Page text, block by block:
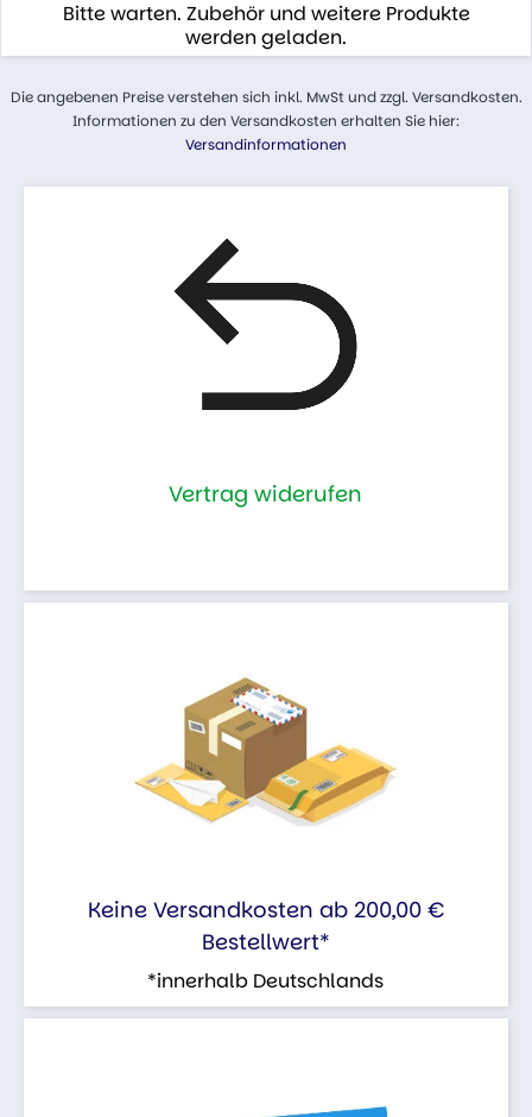
Bitte warten. Zubehör und weitere Produkte
werden geladen.
Die angebenen Preise verstehen sich inkl. MwSt und zzgl. Versandkosten.
Informationen zu den Versandkosten erhalten Sie hier:
Versandinformationen
Vertrag widerufen
Keine Versandkosten ab 200,00 €
Bestellwert*
*innerhalb Deutschlands